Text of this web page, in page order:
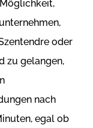
oder
zu gelangen,
nach
egal ob